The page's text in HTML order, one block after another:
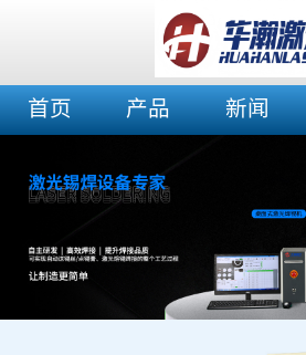
首页 产品 新闻